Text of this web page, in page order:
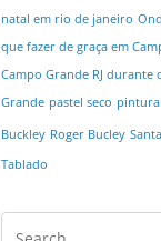
natal em rio de janeiro
que fazer de graça em
Campo Grande RJ durante
Grande pastel seco
Buckley Roger Bucley
Tablado